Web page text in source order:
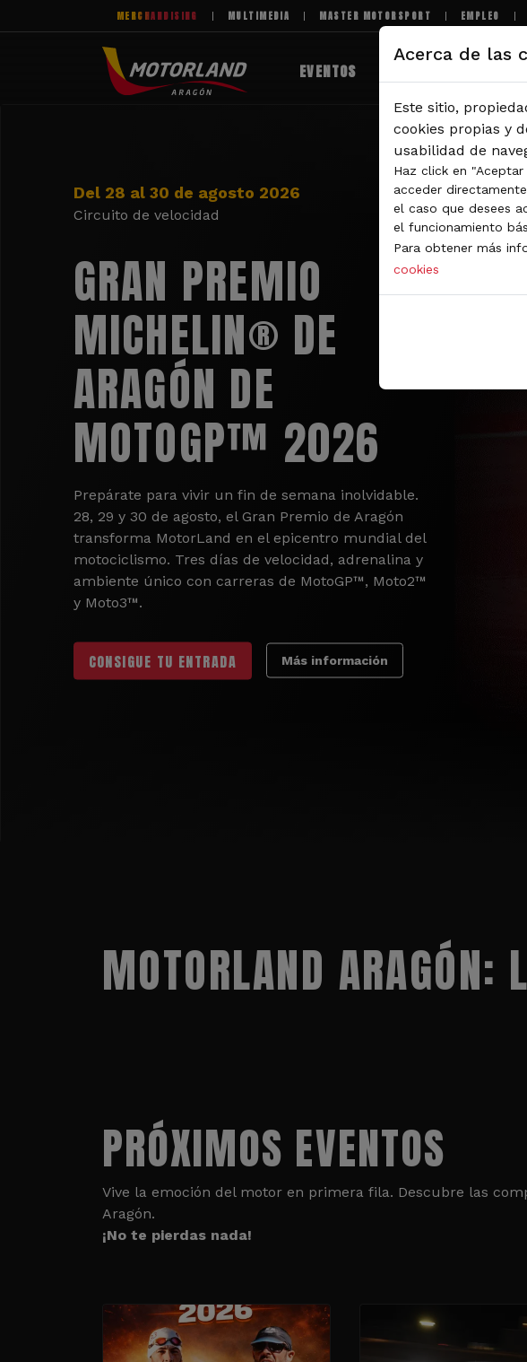
Pasar al contenido principal
MERCHANDISING MULTIMEDIA MASTER MOTORSPORT EMPLEO
EVENTOS
Del 28 al 30 de agosto 2026
Circuito de velocidad
GRAN PREMIO
MICHELIN® DE
ARAGÓN DE
MOTOGP™ 2026
Prepárate para vivir un fin de semana inolvidable.
28, 29 y 30 de agosto, el Gran Premio de Aragón
transforma MotorLand en el epicentro mundial del
motociclismo. Tres días de velocidad, adrenalina y
ambiente único con carreras de MotoGP™, Moto2™
y Moto3™.
CONSIGUE TU ENTRADA Más información
MOTORLAND ARAGÓN:
PRÓXIMOS EVENTOS
Vive la emoción del motor en primera fila. Descubre las
Aragón.
¡No te pierdas nada!
Acerca de las
Este sitio,
cookies propias y
usabilidad de
Haz click en
acceder
el caso que desees
el funcionamiento
Para obtener más
cookies